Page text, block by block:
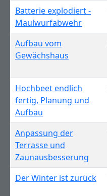
Batterie explodiert -
Maulwurfabwehr
Aufbau vom
Gewächshaus
Hochbeet endlich
fertig, Planung und
Aufbau
Anpassung der
Terrasse und
Zaunausbesserung
Der Winter ist zurück